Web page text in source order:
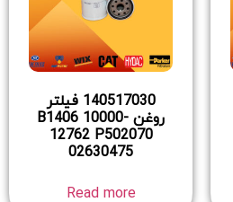
140517030 فیلتر
روغن B1406 10000-
12762 P502070
02630475
Read more